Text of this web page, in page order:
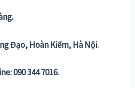
Đạo, Hoàn Kiếm, Hà Nội.
090 344 7016.